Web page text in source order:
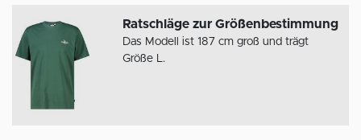
Ratschläge zur Größenbestimmung
Das Modell ist 187 cm groß und trägt
Größe L.